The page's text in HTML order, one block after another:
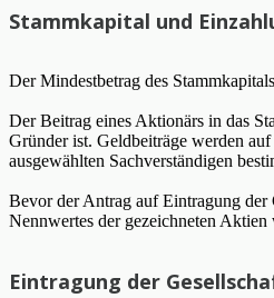
Stammkapital und
Der Mindestbetrag des
Der Beitrag eines Aktionärs in das
Gründer ist. Geldbeiträge werden
ausgewählten Sachverständigen
Bevor der Antrag auf Eintragung der
Nennwertes der gezeichneten
Eintragung der